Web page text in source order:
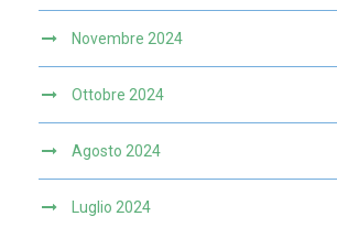
Novembre 2024
Ottobre 2024
Agosto 2024
Luglio 2024